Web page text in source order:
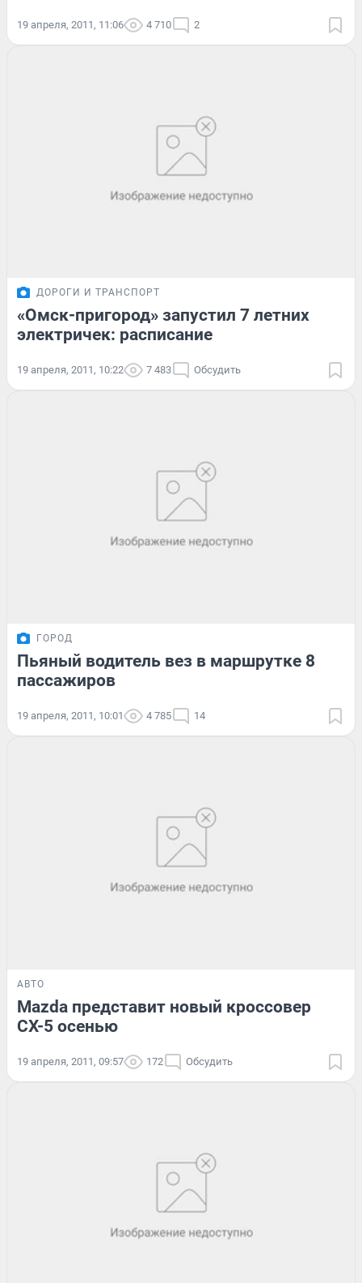
19 апреля, 2011, 11:06 4 710 2
ДОРОГИ И ТРАНСПОРТ
«Омск-пригород» запустил 7 летних
электричек: расписание
19 апреля, 2011, 10:22 7 483 Обсудить
ГОРОД
Пьяный водитель вез в маршрутке 8
пассажиров
19 апреля, 2011, 10:01 4 785 14
АВТО
Mazda представит новый кроссовер
CX-5 осенью
19 апреля, 2011, 09:57 172 Обсудить